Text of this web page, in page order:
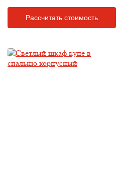
Рассчитать стоимость